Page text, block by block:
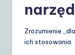
Zrozumienie
ich stosowania.